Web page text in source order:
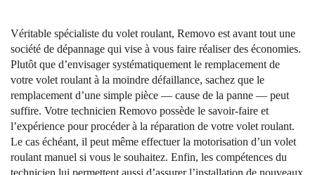
Véritable spécialiste du volet roulant, Removo est avant tout une
société de dépannage qui vise à vous faire réaliser des économies.
Plutôt que d’envisager systématiquement le remplacement de
votre volet roulant à la moindre défaillance, sachez que le
remplacement d’une simple pièce — cause de la panne — peut
suffire. Votre technicien Removo possède le savoir-faire et
l’expérience pour procéder à la réparation de votre volet roulant.
Le cas échéant, il peut même effectuer la motorisation d’un volet
roulant manuel si vous le souhaitez. Enfin, les compétences du
technicien lui permettent aussi d’assurer l’installation de nouveaux